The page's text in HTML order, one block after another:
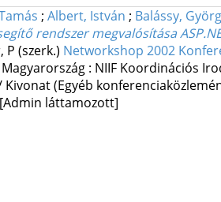
; Albert, István ; Balássy,
rendszer megvalósítása
P (szerk.) Networkshop 2002
: NIIF Koordinációs
Kivonat (Egyéb
[Admin láttamozott]